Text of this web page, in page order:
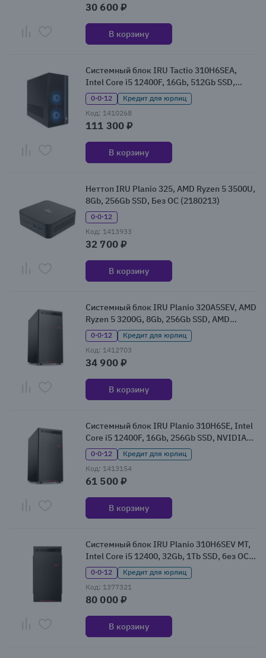
30 600 ₽
В корзину
Системный блок IRU Tactio 310H6SEA,
Intel Core i5 12400F, 16Gb, 512Gb SSD,
NVIDIA GeForce RTX 5060, Без ОС
(2165188)
0·0·12
Кредит для юрлиц
Код: 1410268
111 300 ₽
В корзину
Неттоп IRU Planio 325, AMD Ryzen 5 3500U,
8Gb, 256Gb SSD, Без ОС (2180213)
0·0·12
Код: 1413933
32 700 ₽
В корзину
Системный блок IRU Planio 320A5SEV, AMD
Ryzen 5 3200G, 8Gb, 256Gb SSD, AMD
Radeon RX Vega 8, Без ОС (2166875)
0·0·12
Кредит для юрлиц
Код: 1412703
34 900 ₽
В корзину
Системный блок IRU Planio 310H6SE, Intel
Core i5 12400F, 16Gb, 256Gb SSD, NVIDIA
GeForce GT610, Без ОС (2169039)
0·0·12
Кредит для юрлиц
Код: 1413154
61 500 ₽
В корзину
Системный блок IRU Planio 310H6SEV MT,
Intel Core i5 12400, 32Gb, 1Tb SSD, без ОС
(2113515)
0·0·12
Кредит для юрлиц
Код: 1377321
80 000 ₽
В корзину